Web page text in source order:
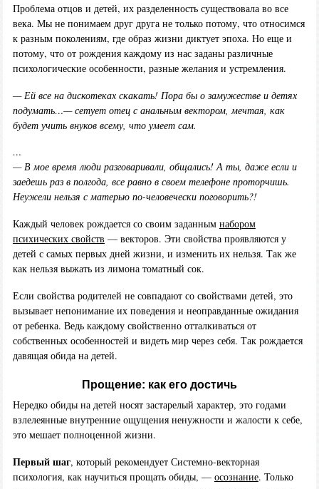
Проблема отцов и детей, их разделенность существовала во все
века. Мы не понимаем друг друга не только потому, что относимся
к разным поколениям, где образ жизни диктует эпоха. Но еще и
потому, что от рождения каждому из нас заданы различные
психологические особенности, разные желания и устремления.
— Ей все на дискотеках скакать! Пора бы о замужестве и детях
подумать…— сетует отец с анальным вектором, мечтая, как
будет учить внуков всему, что умеет сам.
…
— В мое время люди разговаривали, общались! А ты, даже если и
заедешь раз в полгода, все равно в своем телефоне проторчишь.
Неужели нельзя с матерью по-человечески поговорить?!
Каждый человек рождается со своим заданным набором
психических свойств — векторов. Эти свойства проявляются у
детей с самых первых дней жизни, и изменить их нельзя. Так же
как нельзя выжать из лимона томатный сок.
Если свойства родителей не совпадают со свойствами детей, это
вызывает непонимание их поведения и неоправданные ожидания
от ребенка. Ведь каждому свойственно отталкиваться от
собственных особенностей и видеть мир через себя. Так рождается
давящая обида на детей.
Прощение: как его достичь
Нередко обиды на детей носят застарелый характер, это годами
взлелеянные внутренние ощущения ненужности и жалости к себе,
это мешает полноценной жизни.
Первый шаг, который рекомендует Системно-векторная
психология, как научиться прощать обиды, — осознание. Только